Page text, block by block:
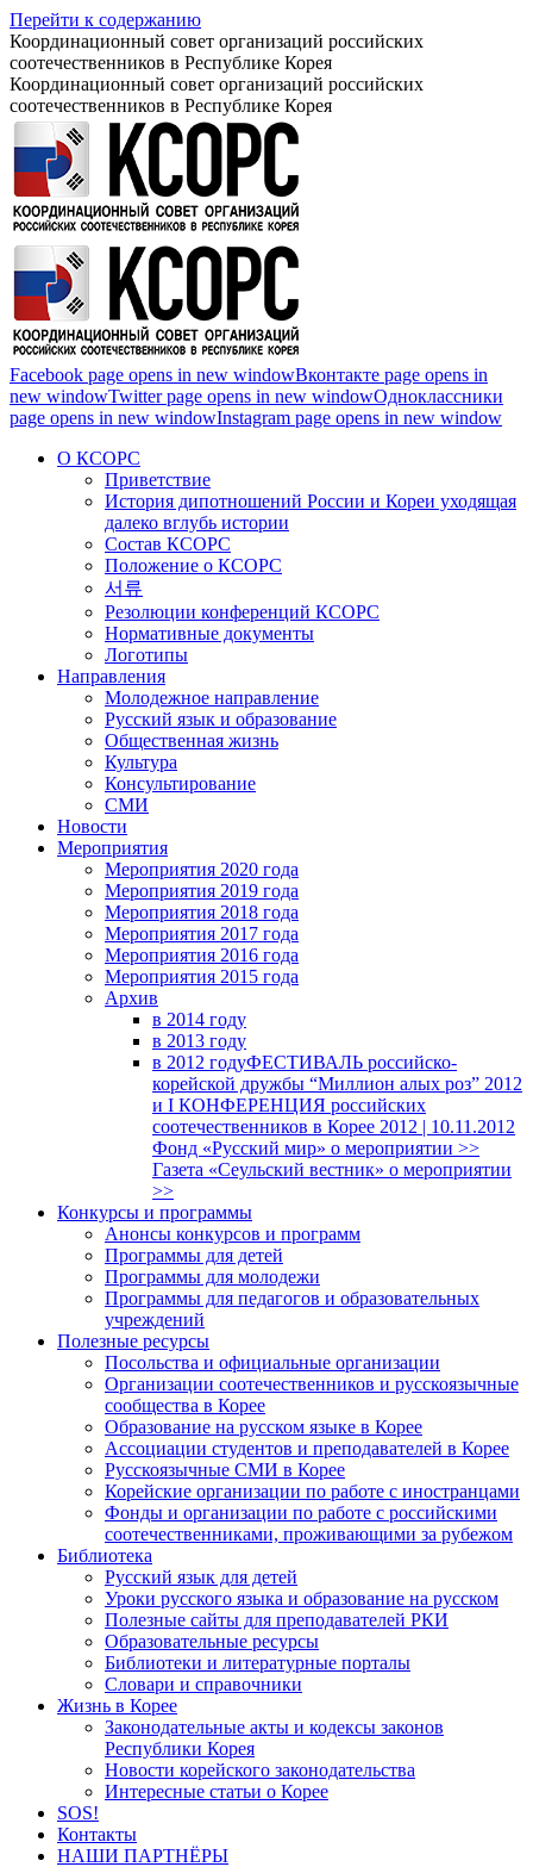
Перейти к содержанию
Координационный совет организаций российских
соотечественников в Республике Корея
Координационный совет организаций российских
соотечественников в Республике Корея
Facebook page opens in new windowВконтакте page opens in
new windowTwitter page opens in new windowОдноклассники
page opens in new windowInstagram page opens in new window
О КСОРС
Приветствие
История дипотношений России и Кореи уходящая
далеко вглубь истории
Состав КСОРС
Положение о КСОРС
서류
Резолюции конференций КСОРС
Нормативные документы
Логотипы
Направления
Молодежное направление
Русский язык и образование
Общественная жизнь
Культура
Консультирование
СМИ
Новости
Мероприятия
Мероприятия 2020 года
Мероприятия 2019 года
Мероприятия 2018 годa
Мероприятия 2017 года
Мероприятия 2016 года
Мероприятия 2015 года
Архив
в 2014 году
в 2013 году
в 2012 годуФЕСТИВАЛЬ российско-
корейской дружбы “Миллион алых роз” 2012
и I КОНФЕРЕНЦИЯ российских
соотечественников в Корее 2012 | 10.11.2012
Фонд «Русский мир» о мероприятии >>
Газета «Сеульский вестник» о мероприятии
>>
Конкурсы и программы
Анонсы конкурсов и программ
Программы для детей
Программы для молодежи
Программы для педагогов и образовательных
учреждений
Полезные ресурсы
Посольства и официальные организации
Организации соотечественников и русскоязычные
сообщества в Корее
Образование на русском языке в Корее
Ассоциации студентов и преподавателей в Корее
Русскоязычные СМИ в Корее
Корейские организации по работе с иностранцами
Фонды и организации по работе с российскими
соотечественниками, проживающими за рубежом
Библиотека
Русский язык для детей
Уроки русского языка и образование на русском
Полезные сайты для преподавателей РКИ
Образовательные ресурсы
Библиотеки и литературные порталы
Словари и справочники
Жизнь в Корее
Законодательные акты и кодексы законов
Республики Корея
Новости корейского законодательства
Интересные статьи о Корее
SOS!
Контакты
НАШИ ПАРТНЁРЫ